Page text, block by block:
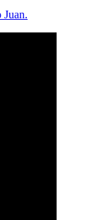
Juan.